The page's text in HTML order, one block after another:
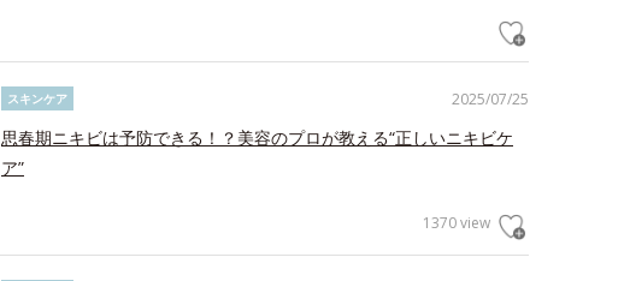
2025/07/25
スキンケア
思春期ニキビは予防できる！？美容のプロが教える“正しいニキビケ
ア”
1370 view